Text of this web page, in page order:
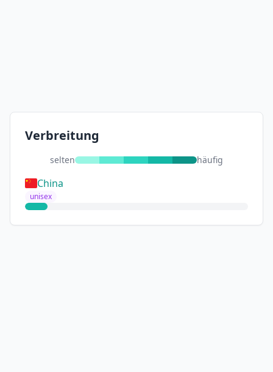
Verbreitung
selten häufig
China
unisex